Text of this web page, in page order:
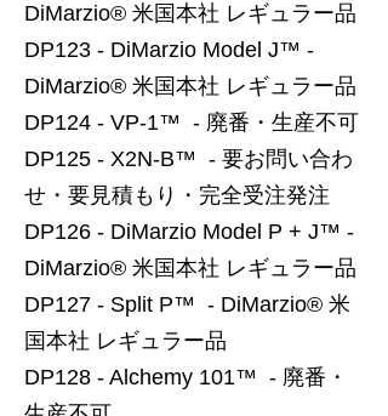
DiMarzio® 米国本社 レギュラー品
DP123 - DiMarzio Model J™ -
DiMarzio® 米国本社 レギュラー品
DP124 - VP-1™ - 廃番・生産不可
DP125 - X2N-B™ - 要お問い合わ
せ・要見積もり・完全受注発注
DP126 - DiMarzio Model P + J™ -
DiMarzio® 米国本社 レギュラー品
DP127 - Split P™ - DiMarzio® 米
国本社 レギュラー品
DP128 - Alchemy 101™ - 廃番・